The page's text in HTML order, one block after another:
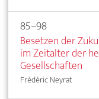
85–98
Besetzen der
im Zeitalter der
Gesellschaften
Frédéric Neyrat